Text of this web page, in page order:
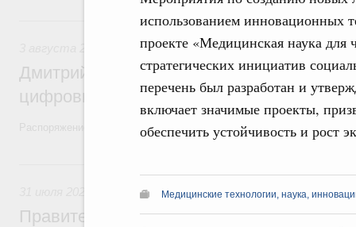
использованием инновационных
проекте «Медицинская наука для
стратегических инициатив
перечень был разработан и
включает значимые проекты,
обеспечить устойчивость и рост
Медицинские технологии, наука,
3 августа, понедельник
Регулирование в сфере торговли.
Дмитрий Григоренко возглавил штаб по
цифровых платформ
Распоряжение от 25 июля 2026 года №1966-р
Социальная поддержка отдельных
Правительство направит регионам